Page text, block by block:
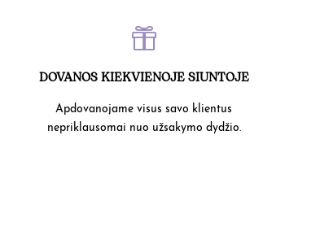

DOVANOS KIEKVIENOJE SIUNTOJE
Apdovanojame visus savo klientus
nepriklausomai nuo užsakymo dydžio.